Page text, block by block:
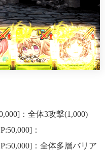
：全体3攻撃(1,000)
：
：全体多層バリア